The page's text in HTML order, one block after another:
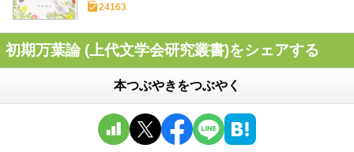
24163
初期万葉論 (上代文学会研究叢書)をシェアする
本つぶやきをつぶやく